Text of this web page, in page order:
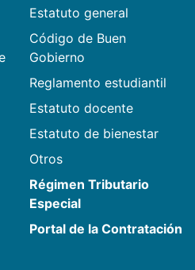
Estatuto general
Código de Buen
Gobierno
Reglamento estudiantil
Estatuto docente
Estatuto de bienestar
Otros
Régimen Tributario
Especial
Portal de la Contratación